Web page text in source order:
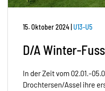
15. Oktober 2024 U13-U5
D/A Winter-
In der Zeit vom 02.01.-
Drochtersen/Assel ihre